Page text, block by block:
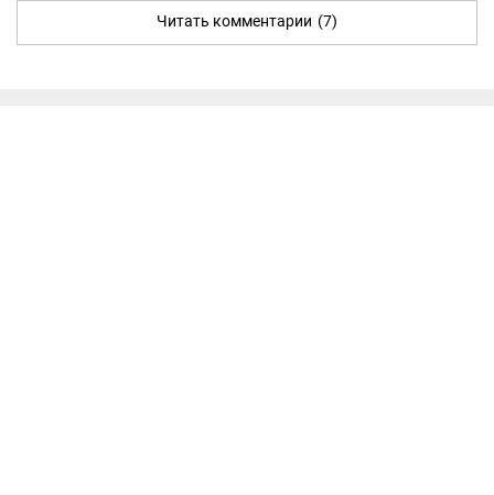
Читать комментарии (7)